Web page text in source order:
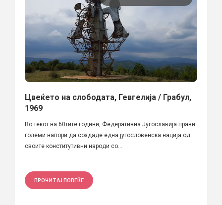
Цвеќето на слободата, Гевгелија / Грабул,
1969
Во текот на 60тите години, Федеративна Југославија прави
големи напори да создаде една југословенска нација од
своите конститутивни народи со...
ПРОЧИТАЈ ПОВЕЌЕ